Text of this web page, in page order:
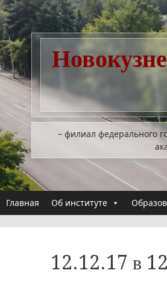
Перейти
к
содержимому
– филиал федерального
Главная Об институте
12.12.17 в